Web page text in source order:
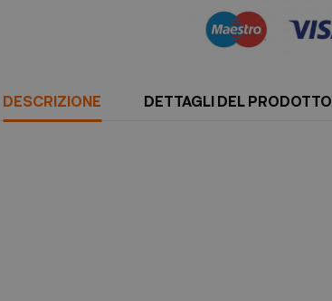
DESCRIZIONE DETTAGLI DEL PRODOTTO